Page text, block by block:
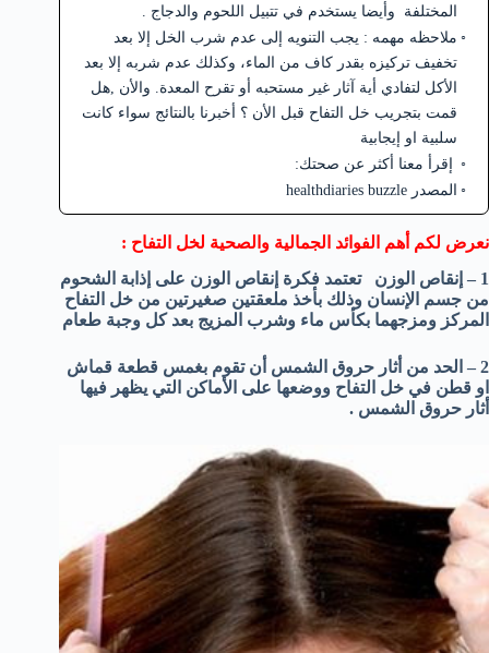
المختلفة وأيضا يستخدم في تتبيل اللحوم والدجاج .
ملاحظه مهمه : يجب التنويه إلى عدم شرب الخل إلا بعد
تخفيف تركيزه بقدر كاف من الماء، وكذلك عدم شربه إلا بعد
الأكل لتفادي أية آثار غير مستحبه أو تقرح المعدة. والأن ,هل
قمت بتجريب خل التفاح قبل الأن ؟ أخبرنا بالنتائج سواء كانت
سلبية او إيجابية
إقرأ معنا أكثر عن صحتك:
المصدر healthdiaries buzzle
نعرض لكم أهم الفوائد الجمالية والصحية لخل التفاح :
1 – إنقاص الوزن تعتمد فكرة إنقاص الوزن على إذابة الشحوم
من جسم الإنسان وذلك بأخذ ملعقتين صغيرتين من خل التفاح
المركز ومزجهما بكأس ماء وشرب المزيج بعد كل وجبة طعام
2 – الحد من أثار حروق الشمس أن تقوم بغمس قطعة قماش
او قطن في خل التفاح ووضعها على الأماكن التي يظهر فيها
أثار حروق الشمس .